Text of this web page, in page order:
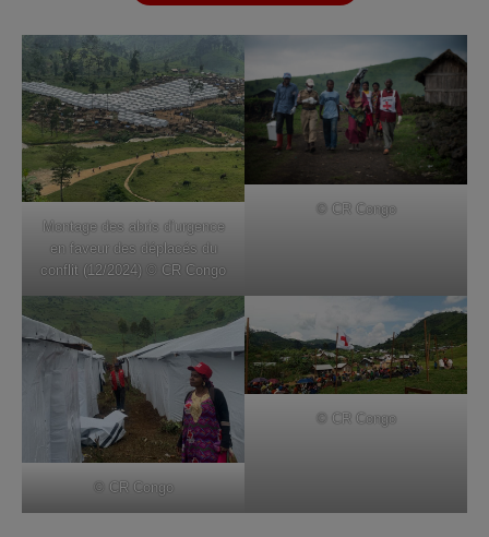
Montage des abris d’urgence
en faveur des déplacés du
conflit (12/2024) © CR Congo
© CR Congo
© CR Congo
© CR Congo